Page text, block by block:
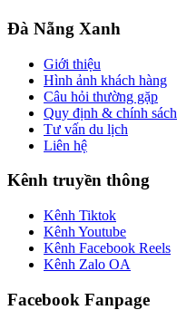
Đà Nẵng Xanh
Giới thiệu
Hình ảnh khách hàng
Câu hỏi thường gặp
Quy định & chính sách
Tư vấn du lịch
Liên hệ
Kênh truyền thông
Kênh Tiktok
Kênh Youtube
Kênh Facebook Reels
Kênh Zalo OA
Facebook Fanpage